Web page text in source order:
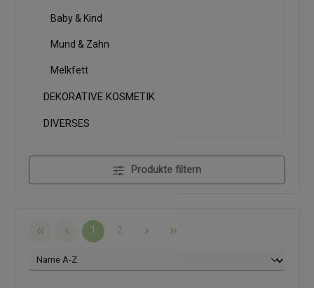
Baby & Kind
Mund & Zahn
Melkfett
DEKORATIVE KOSMETIK
DIVERSES
Produkte filtern
Seite
1 Seite
2